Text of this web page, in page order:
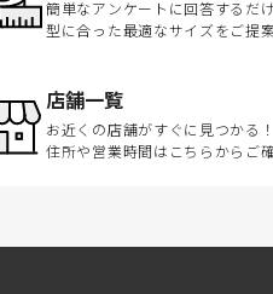
簡単なアンケートに回答するだ
型に合った最適なサイズをご提案
店舗一覧
お近くの店舗がすぐに見つかる！
住所や営業時間はこちらからご確